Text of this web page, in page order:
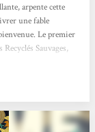
arpente cette
une fable
Le premier
Sauvages,
L'altérité